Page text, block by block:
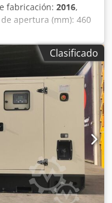
fabricación: 2016,
apertura (mm): 460
– 600 Tamaño de la
columnas (mm): 520
(mm / kN): 150 / 40
en seco
(mm): 30 Carrera del
(cm³): 113
L/D (3 zonas):
(g/s): 15 / 22
de procesamiento
(cm³/s): 157 / 214
Carrera/fuerza del
/ Potencia
16,91 Horas de
Clasificado